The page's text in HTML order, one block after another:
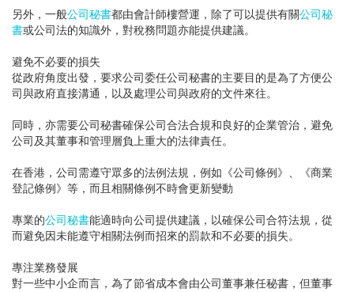
另外，一般公司秘書都由會計師樓營運，除了可以提供有關公司秘
書或公司法的知識外，對稅務問題亦能提供建議。
避免不必要的損失
從政府角度出發，要求公司委任公司秘書的主要目的是為了方便公
司與政府直接溝通，以及處理公司與政府的文件來往。
同時，亦需要公司秘書確保公司合法合規和良好的企業管治，避免
公司及其董事和管理層負上重大的法律責任。
在香港，公司需遵守眾多的法例法規，例如《公司條例》、《商業
登記條例》等，而且相關條例不時會更新變動
專業的公司秘書能適時向公司提供建議，以確保公司合符法規，從
而避免因未能遵守相關法例而招來的罰款和不必要的損失。
專注業務發展
對一些中小企而言，為了節省成本會由公司董事兼任秘書，但董事